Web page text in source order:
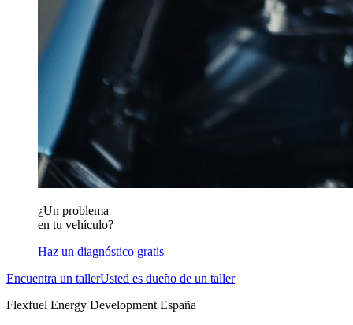
¿Un problema
en tu vehículo?
Haz un diagnóstico gratis
Encuentra un tallerUsted es dueño de un taller
Flexfuel Energy Development España